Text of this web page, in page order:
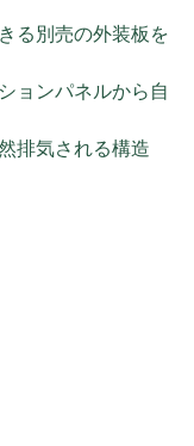
る別売の外装板を
ョンパネルから自
排気される構造